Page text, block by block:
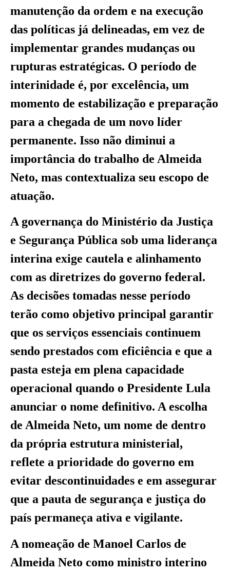
manutenção da ordem e na execução
das políticas já delineadas, em vez de
implementar grandes mudanças ou
rupturas estratégicas. O período de
interinidade é, por excelência, um
momento de estabilização e preparação
para a chegada de um novo líder
permanente. Isso não diminui a
importância do trabalho de Almeida
Neto, mas contextualiza seu escopo de
atuação.
A governança do Ministério da Justiça
e Segurança Pública sob uma liderança
interina exige cautela e alinhamento
com as diretrizes do governo federal.
As decisões tomadas nesse período
terão como objetivo principal garantir
que os serviços essenciais continuem
sendo prestados com eficiência e que a
pasta esteja em plena capacidade
operacional quando o Presidente Lula
anunciar o nome definitivo. A escolha
de Almeida Neto, um nome de dentro
da própria estrutura ministerial,
reflete a prioridade do governo em
evitar descontinuidades e em assegurar
que a pauta de segurança e justiça do
país permaneça ativa e vigilante.
A nomeação de Manoel Carlos de
Almeida Neto como ministro interino